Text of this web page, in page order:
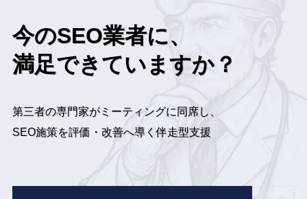
今のSEO業者に、
満足できていますか？
第三者の専門家がミーティングに同席し、
SEO施策を評価・改善へ導く伴走型支援